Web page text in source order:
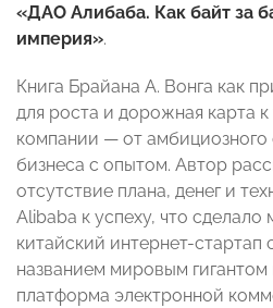
«ДАО Алибаба. Как байт за
империя».
Книга Брайана А. Вонга как
для роста и дорожная карта
компании — от амбициозного
бизнеса с опытом. Автор
отсутствие плана, денег и
Alibaba к успеху, что сделало
китайский интернет-стартап
названием мировым
платформа электронной